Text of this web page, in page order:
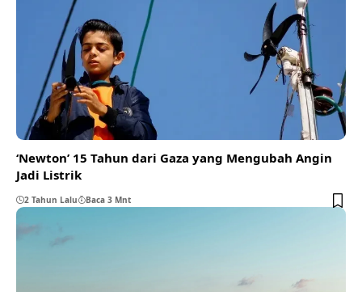
‘Newton’ 15 Tahun dari Gaza yang Mengubah Angin
Jadi Listrik
2 Tahun Lalu Baca 3 Mnt